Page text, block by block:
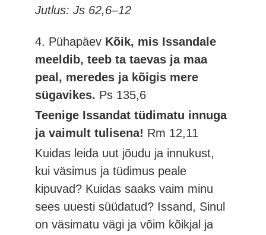
Jutlus: Js 62,6–12
4. Pühapäev Kõik, mis Issandale
meeldib, teeb ta taevas ja maa
peal, meredes ja kõigis mere
sügavikes. Ps 135,6
Teenige Issandat tüdimatu innuga
ja vaimult tulisena! Rm 12,11
Kuidas leida uut jõudu ja innukust,
kui väsimus ja tüdimus peale
kipuvad? Kuidas saaks vaim minu
sees uuesti süüdatud? Issand, Sinul
on väsimatu vägi ja võim kõikjal ja